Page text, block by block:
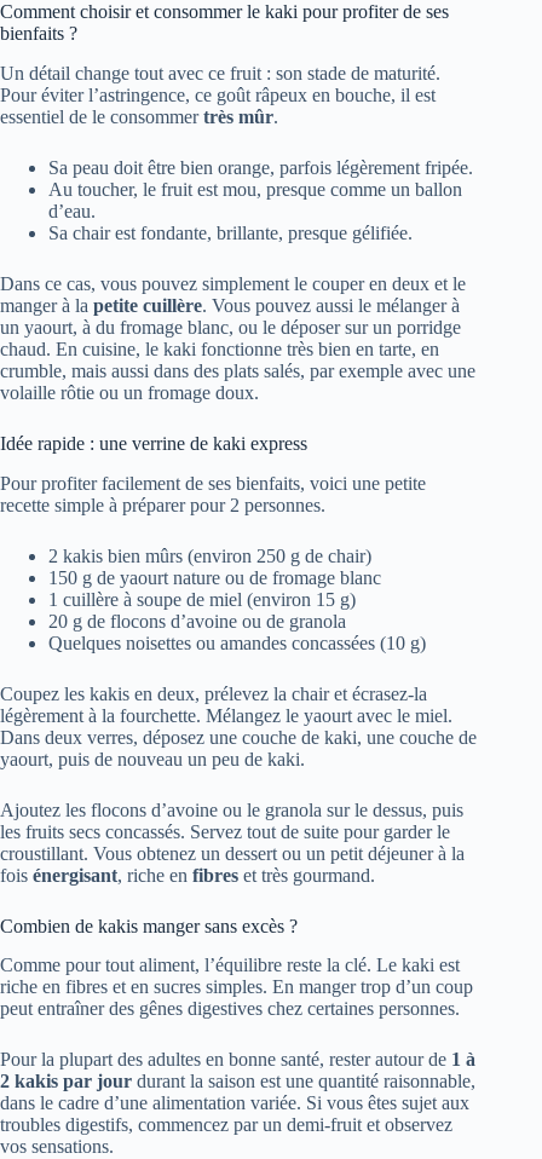
Comment choisir et consommer le kaki pour profiter de ses
bienfaits ?
Un détail change tout avec ce fruit : son stade de maturité.
Pour éviter l’astringence, ce goût râpeux en bouche, il est
essentiel de le consommertrès mûr.
Sa peau doit être bien orange, parfois légèrement fripée.
Au toucher, le fruit est mou, presque comme un ballon
d’eau.
Sa chair est fondante, brillante, presque gélifiée.
Dans ce cas, vous pouvez simplement le couper en deux et le
manger à la petite cuillère. Vous pouvez aussi le mélanger à
un yaourt, à du fromage blanc, ou le déposer sur un porridge
chaud. En cuisine, le kaki fonctionne très bien en tarte, en
crumble, mais aussi dans des plats salés, par exemple avec une
volaille rôtie ou un fromage doux.
Idée rapide : une verrine de kaki express
Pour profiter facilement de ses bienfaits, voici une petite
recette simple à préparer pour 2 personnes.
2 kakis bien mûrs (environ 250 g de chair)
150 g de yaourt nature ou de fromage blanc
1 cuillère à soupe de miel (environ 15 g)
20 g de flocons d’avoine ou de granola
Quelques noisettes ou amandes concassées (10 g)
Coupez les kakis en deux, prélevez la chair et écrasez-la
légèrement à la fourchette. Mélangez le yaourt avec le miel.
Dans deux verres, déposez une couche de kaki, une couche de
yaourt, puis de nouveau un peu de kaki.
Ajoutez les flocons d’avoine ou le granola sur le dessus, puis
les fruits secs concassés. Servez tout de suite pour garder le
croustillant. Vous obtenez un dessert ou un petit déjeuner à la
fois énergisant, riche en fibres et très gourmand.
Combien de kakis manger sans excès ?
Comme pour tout aliment, l’équilibre reste la clé. Le kaki est
riche en fibres et en sucres simples. En manger trop d’un coup
peut entraîner des gênes digestives chez certaines personnes.
Pour la plupart des adultes en bonne santé, rester autour de 1 à
2 kakis par jour durant la saison est une quantité raisonnable,
dans le cadre d’une alimentation variée. Si vous êtes sujet aux
troubles digestifs, commencez par un demi-fruit et observez
vos sensations.